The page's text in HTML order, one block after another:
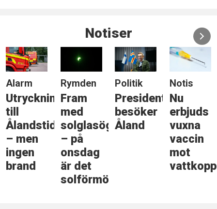
Notiser
Alarm
Utryckning
till
Ålandstidningen
– men
ingen
brand
Rymden
Fram
med
solglasögonen
– på
onsdag
är det
solförmörkelse
Politik
Presidenten
besöker
Åland
Notis
Nu
erbjuds
vuxna
vaccin
mot